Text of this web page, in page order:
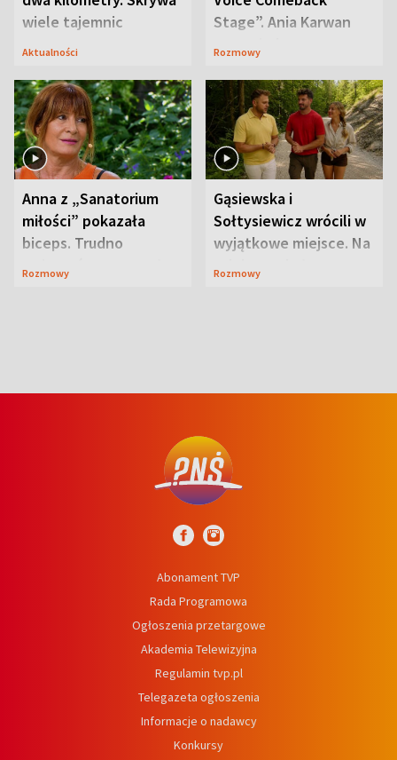
wiele tajemnic
Aktualności
Stage”. Ania Karwan
zapowiada
Rozmowy
Anna z „Sanatorium
miłości” pokazała
biceps. Trudno
uwierzyć, co przeszła
Rozmowy
Gąsiewska i
Sołtysiewicz wrócili w
wyjątkowe miejsce. Na
szlaku czekał
Rozmowy
Abonament TVP
Rada Programowa
Ogłoszenia przetargowe
Akademia Telewizyjna
Regulamin tvp.pl
Telegazeta ogłoszenia
Informacje o nadawcy
Konkursy